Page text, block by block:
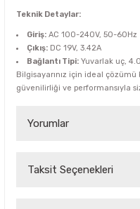
Teknik Detaylar:
Giriş: AC 100-240V, 50-60Hz
Çıkış: DC 19V, 3.42A
Bağlantı Tipi: Yuvarlak uç,
Bilgisayarınız için ideal
güvenilirliği ve performansıyla
Yorumlar
Bu ürüne
Taksit Seçenekleri